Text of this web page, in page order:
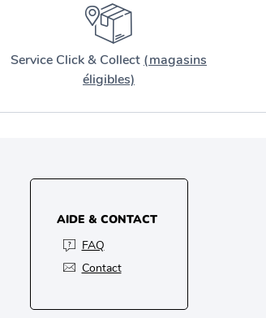
Service Click & Collect (magasins
éligibles)
AIDE & CONTACT
FAQ
Contact